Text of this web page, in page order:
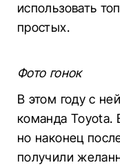
использовать
простых.
Фото гонок
В этом году с
команда Toyota.
но наконец
получили